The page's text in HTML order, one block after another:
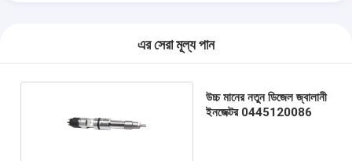
এর সেরা মূল্য পান
উচ্চ মানের নতুন ডিজেল জ্বালানী
ইনজেক্টর 0445120086